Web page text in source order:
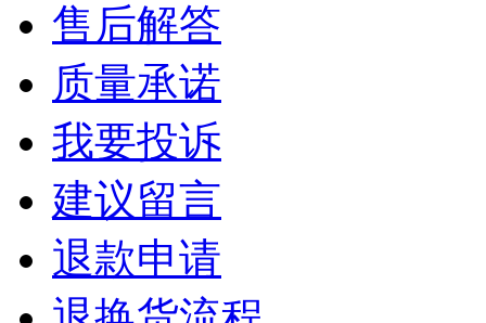
售后解答
质量承诺
我要投诉
建议留言
退款申请